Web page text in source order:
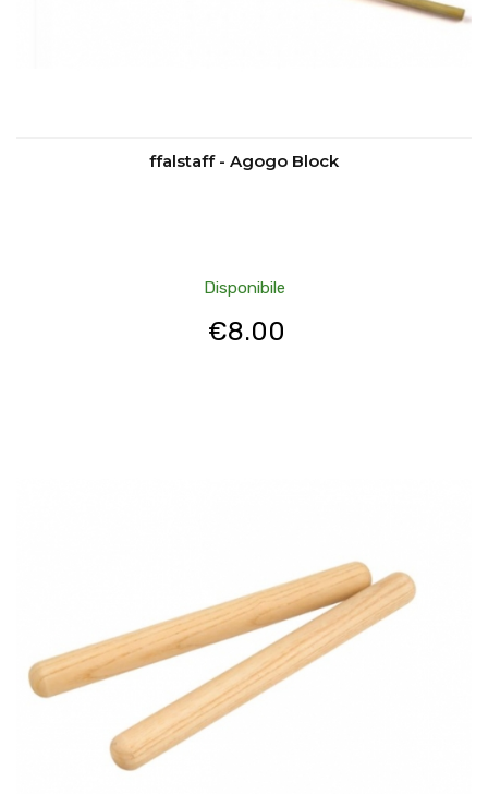
ffalstaff - Agogo Block
Disponibile
€8.00